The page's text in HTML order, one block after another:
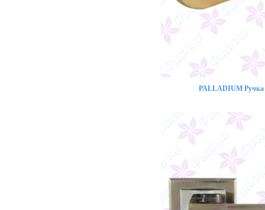
PALLADIUM Ручка